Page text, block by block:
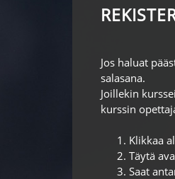
Jos haluat
salasana.
Joillekin
kurssin
Klikkaa
Täytä
Saat